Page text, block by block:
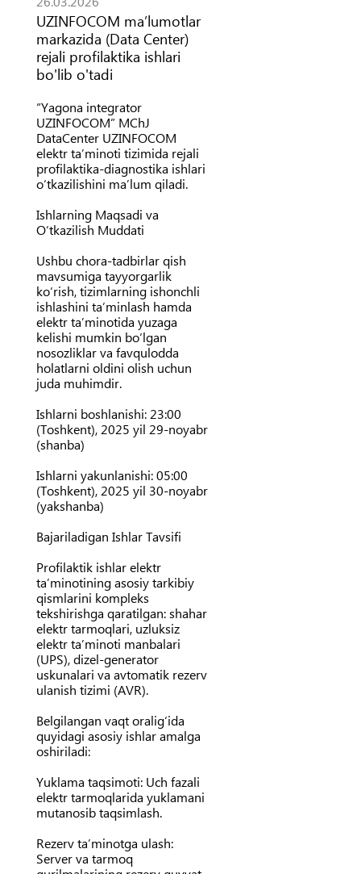
UZINFOCOM maʼlumotlar
markazida (Data Center)
rejali profilaktika ishlari
bo'lib o'tadi
“Yagona integrator
UZINFOCOM” MChJ
DataCenter UZINFOCOM
elektr ta’minoti tizimida rejali
profilaktika-diagnostika ishlari
o‘tkazilishini ma’lum qiladi.
Ishlarning Maqsadi va
O‘tkazilish Muddati
Ushbu chora-tadbirlar qish
mavsumiga tayyorgarlik
ko‘rish, tizimlarning ishonchli
ishlashini ta’minlash hamda
elektr ta’minotida yuzaga
kelishi mumkin bo‘lgan
nosozliklar va favqulodda
holatlarni oldini olish uchun
juda muhimdir.
Ishlarni boshlanishi: 23:00
(Toshkent), 2025 yil 29-noyabr
(shanba)
Ishlarni yakunlanishi:05:00
(Toshkent), 2025 yil 30-noyabr
(yakshanba)
Bajariladigan Ishlar Tavsifi
Profilaktik ishlar elektr
ta’minotining asosiy tarkibiy
qismlarini kompleks
tekshirishga qaratilgan: shahar
elektr tarmoqlari, uzluksiz
elektr ta’minoti manbalari
(UPS), dizel-generator
uskunalari va avtomatik rezerv
ulanish tizimi (AVR).
Belgilangan vaqt oralig‘ida
quyidagi asosiy ishlar amalga
oshiriladi:
Yuklama taqsimoti: Uch fazali
elektr tarmoqlarida yuklamani
mutanosib taqsimlash.
Rezerv ta’minotga ulash:
Server va tarmoq